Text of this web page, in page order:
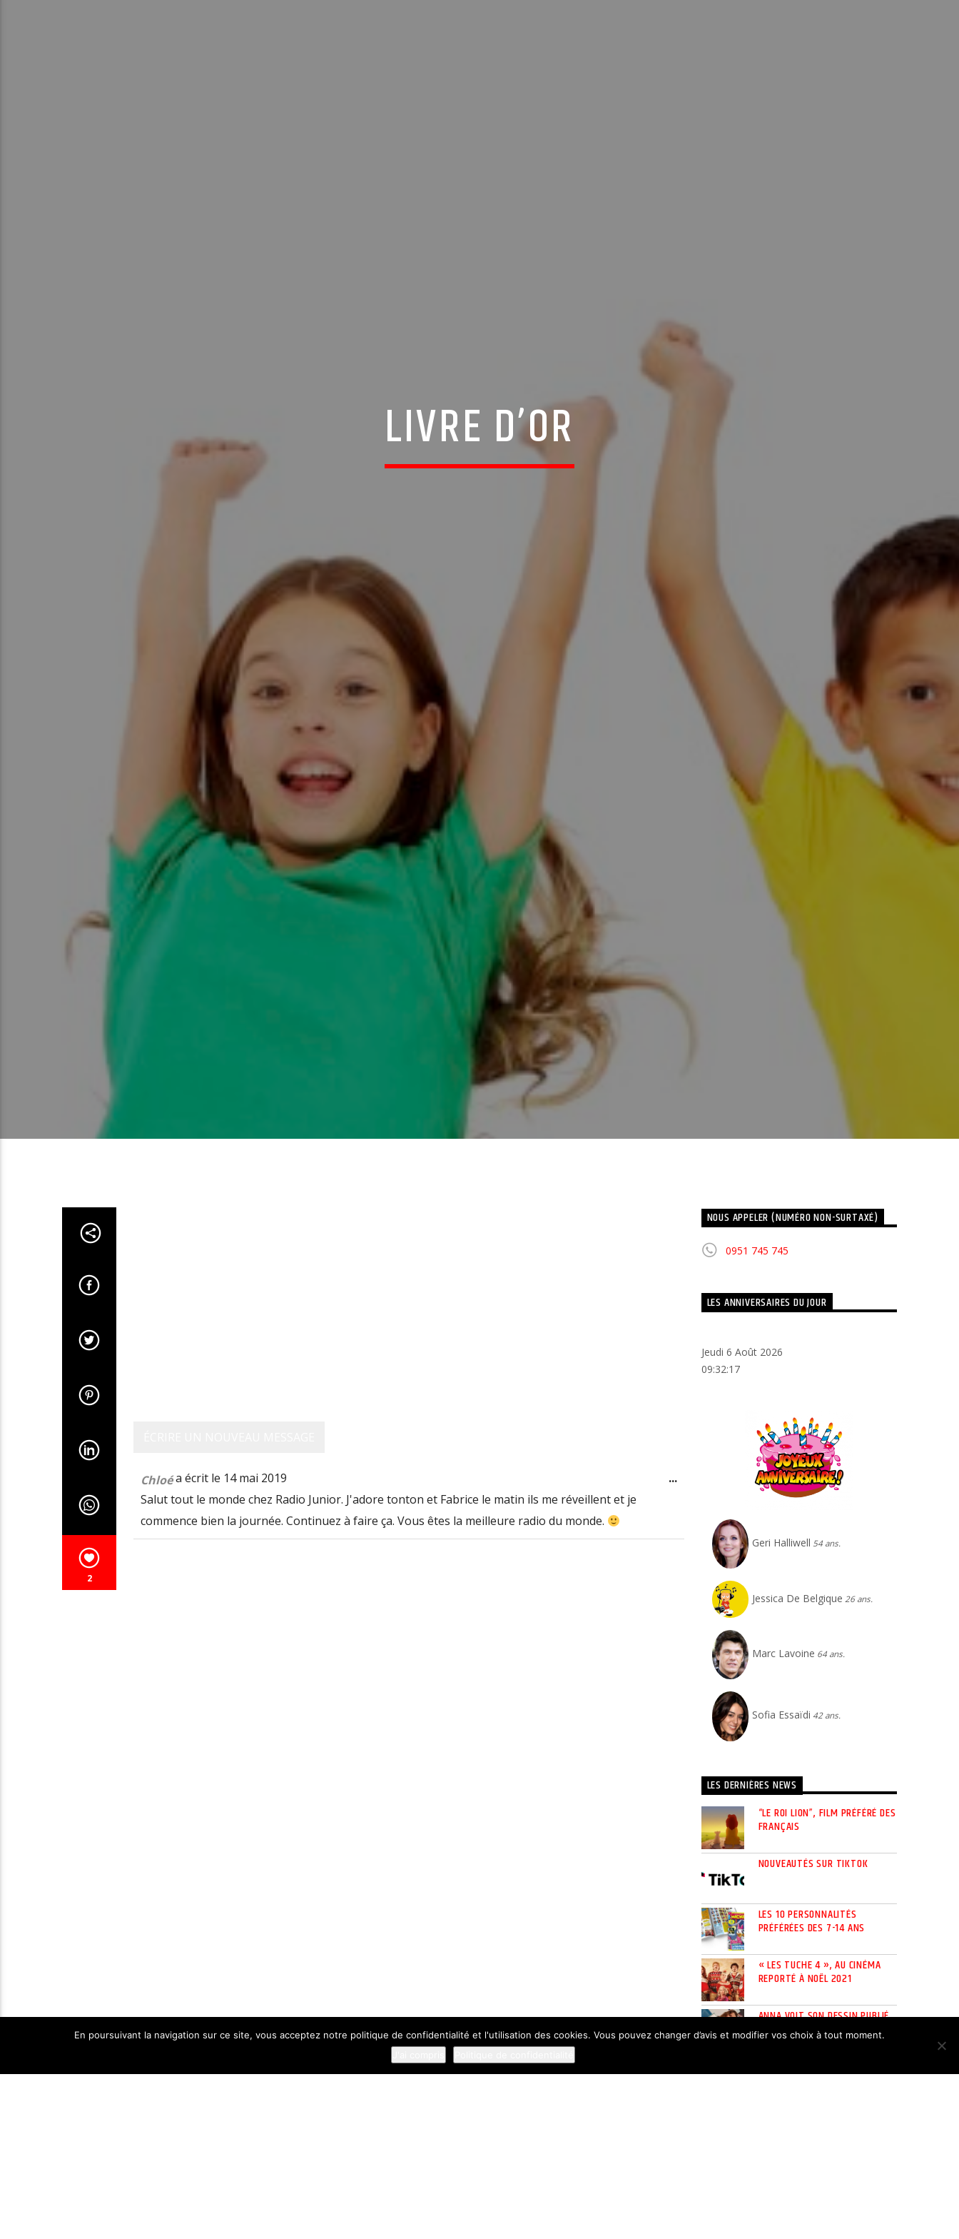
LIVRE D’OR
2
Chloé a écrit le 14 mai 2019
Salut tout le monde chez Radio Junior. J'adore tonton et Fabrice le matin ils me réveillent et je
commence bien la journée. Continuez à faire ça. Vous êtes la meilleure radio du monde.
...Ouvrir/Fermer
méta.
NOUS APPELER (NUMÉRO NON-SURTAXÉ)
0951 745 745
LES ANNIVERSAIRES DU JOUR
Jeudi 6 Août 2026
09:32:18
Geri Halliwell 54 ans.
Jessica De Belgique 26 ans.
Marc Lavoine 64 ans.
Sofia Essaïdi 42 ans.
LES DERNIÈRES NEWS
“LE ROI LION”, FILM PRÉFÉRÉ DES
FRANÇAIS
NOUVEAUTÉS SUR TIKTOK
LES 10 PERSONNALITÉS
PRÉFÉRÉES DES 7-14 ANS
« LES TUCHE 4 », AU CINÉMA
REPORTÉ À NOËL 2021
ANNA VOIT SON DESSIN PUBLIÉ
DANS LE DERNIER LIVRE DE J.K.
ROWLING
En poursuivant la navigation sur ce site, vous acceptez notre politique de confidentialité et l'utilisation des cookies. Vous pouvez changer d’avis et modifier vos choix à tout moment.